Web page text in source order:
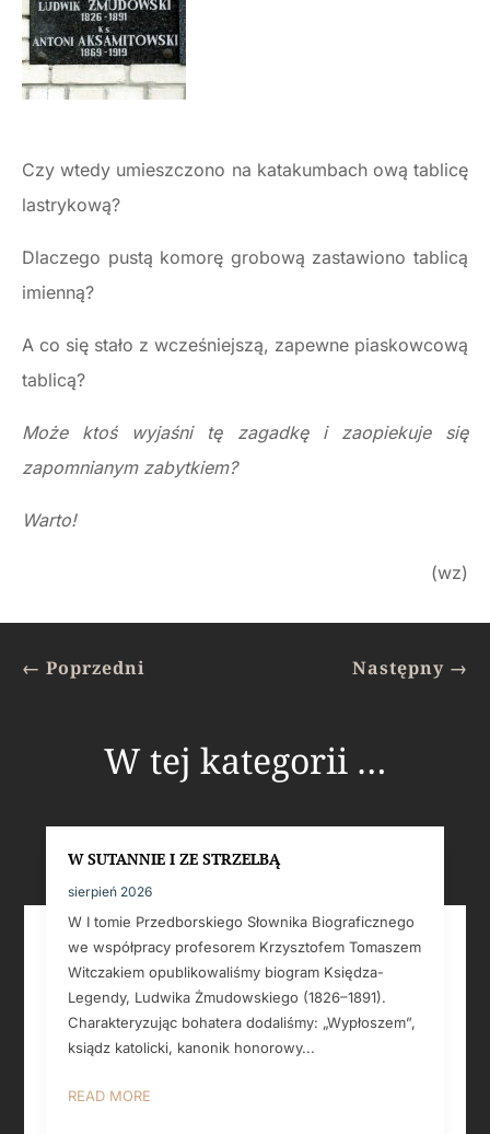
Czy wtedy umieszczono na katakumbach ową tablicę
lastrykową?
Dlaczego pustą komorę grobową zastawiono tablicą
imienną?
A co się stało z wcześniejszą, zapewne piaskowcową
tablicą?
Może ktoś wyjaśni tę zagadkę i zaopiekuje się
zapomnianym zabytkiem?
Warto!
(wz)
← Poprzedni Następny →
W tej kategorii …
W SUTANNIE I ZE STRZELBĄ
sierpień 2026
W I tomie Przedborskiego Słownika Biograficznego
we współpracy profesorem Krzysztofem Tomaszem
Witczakiem opublikowaliśmy biogram Księdza-
Legendy, Ludwika Żmudowskiego (1826–1891).
Charakteryzując bohatera dodaliśmy: „Wypłoszem”,
ksiądz katolicki, kanonik honorowy...
READ MORE